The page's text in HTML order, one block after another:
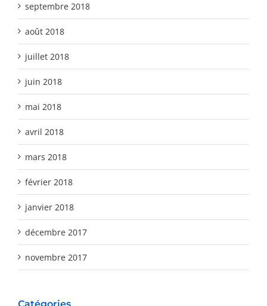
septembre 2018
août 2018
juillet 2018
juin 2018
mai 2018
avril 2018
mars 2018
février 2018
janvier 2018
décembre 2017
novembre 2017